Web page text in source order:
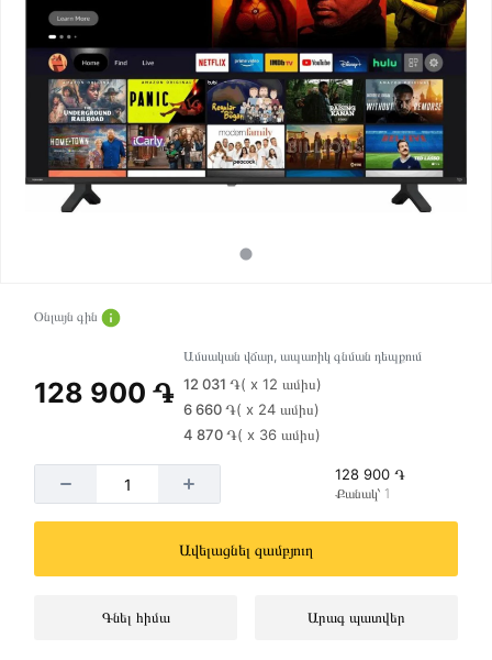
Օնլայն գին
128 900 ֏
Ամսական վճար, ապառիկ գնման դեպքում
12 031 ֏( x 12 ամիս)
6 660 ֏( x 24 ամիս)
4 870 ֏( x 36 ամիս)
128 900 ֏
Քանակ՝ 1
Ավելացնել զամբյուղ
Գնել հիմա Արագ պատվեր